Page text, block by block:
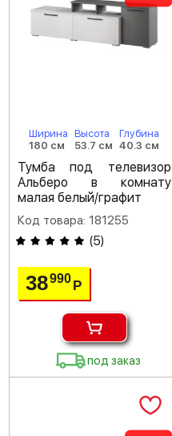
Ширина
180 см
Высота
53.7 см
Глубина
40.3 см
Тумба под телевизор
Альберо в комнату
малая белый/графит
Код товара: 181255
(5)
38990Р
под заказ